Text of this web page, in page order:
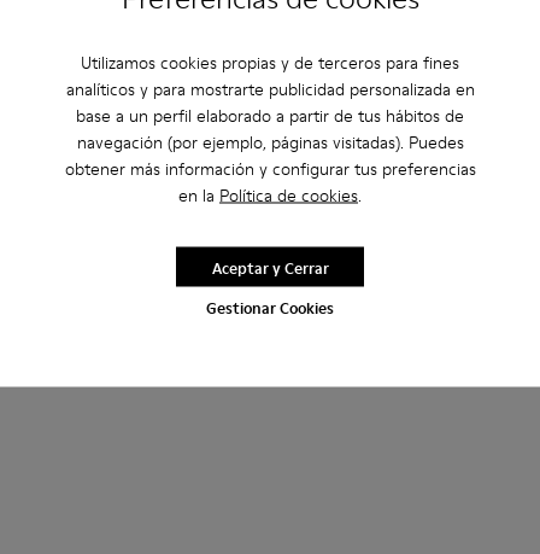
Utilizamos cookies propias y de terceros para fines
analíticos y para mostrarte publicidad personalizada en
base a un perfil elaborado a partir de tus hábitos de
navegación (por ejemplo, páginas visitadas). Puedes
obtener más información y configurar tus preferencias
en la Política de cookies.
Gestionar Cookies
Aceptar y Cerrar